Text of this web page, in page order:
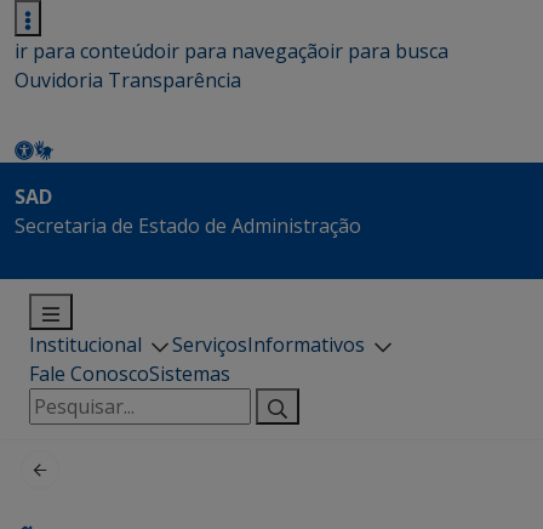
ir para conteúdoir para navegaçãoir para busca
Ouvidoria Transparência
SAD
Secretaria de Estado de Administração
Institucional ServiçosInformativos
Fale ConoscoSistemas
Pesquisar
por: